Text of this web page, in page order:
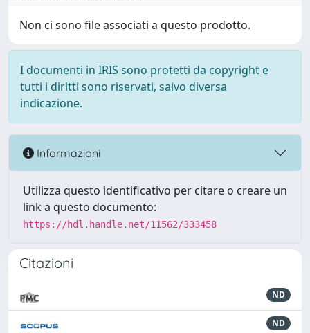
Non ci sono file associati a questo prodotto.
I documenti in IRIS sono protetti da copyright e
tutti i diritti sono riservati, salvo diversa
indicazione.
Informazioni
Utilizza questo identificativo per citare o creare un
link a questo documento:
https://hdl.handle.net/11562/333458
Citazioni
ND
ND